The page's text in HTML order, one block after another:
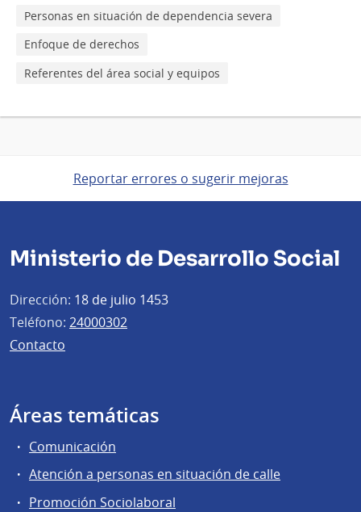
Personas en situación de dependencia severa
Enfoque de derechos
Referentes del área social y equipos
Reportar errores o sugerir mejoras
Ministerio de Desarrollo Social
Dirección: 18 de julio 1453
Teléfono: 24000302
Contacto
Áreas temáticas
Comunicación
Atención a personas en situación de calle
Promoción Sociolaboral